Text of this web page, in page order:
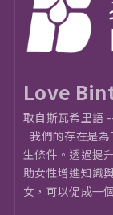
Love
取自斯瓦希里語
我們的存在是
⽣條件。透過提
助女性增進知識
女，可以促成一